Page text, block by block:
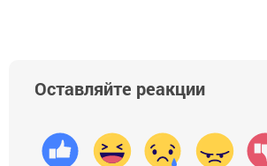
Оставляйте реакции